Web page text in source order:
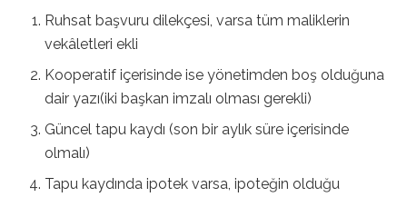
Ruhsat başvuru dilekçesi, varsa tüm maliklerin
vekâletleri ekli
Kooperatif içerisinde ise yönetimden boş olduğuna
dair yazı(iki başkan imzalı olması gerekli)
Güncel tapu kaydı (son bir aylık süre içerisinde
olmalı)
Tapu kaydında ipotek varsa, ipoteğin olduğu